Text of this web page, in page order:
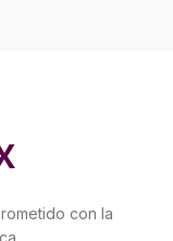
con la